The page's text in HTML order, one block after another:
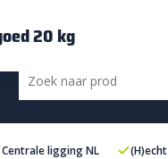
Centrale ligging NL
20 kg